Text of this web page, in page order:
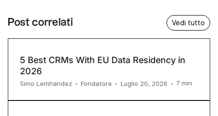
Post correlati Vedi tutto
5 Best CRMs With EU Data Residency in
2026
Simo Lemhandez • Fondatore • Luglio 20, 2026 • 7 min